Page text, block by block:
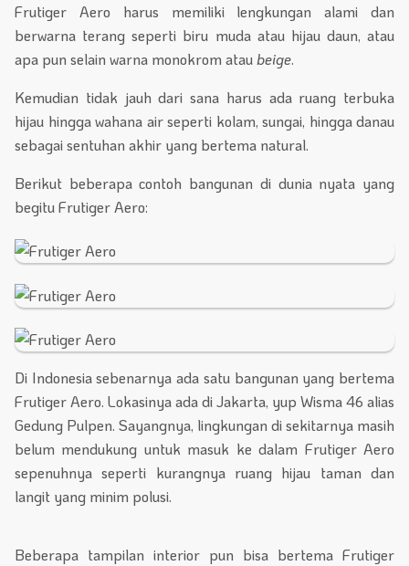
Frutiger Aero harus memiliki lengkungan alami dan
berwarna terang seperti biru muda atau hijau daun, atau
apa pun selain warna monokrom atau beige.
Kemudian tidak jauh dari sana harus ada ruang terbuka
hijau hingga wahana air seperti kolam, sungai, hingga danau
sebagai sentuhan akhir yang bertema natural.
Berikut beberapa contoh bangunan di dunia nyata yang
begitu Frutiger Aero:
Di Indonesia sebenarnya ada satu bangunan yang bertema
Frutiger Aero. Lokasinya ada di Jakarta, yup Wisma 46 alias
Gedung Pulpen. Sayangnya, lingkungan di sekitarnya masih
belum mendukung untuk masuk ke dalam Frutiger Aero
sepenuhnya seperti kurangnya ruang hijau taman dan
langit yang minim polusi.
Beberapa tampilan interior pun bisa bertema Frutiger